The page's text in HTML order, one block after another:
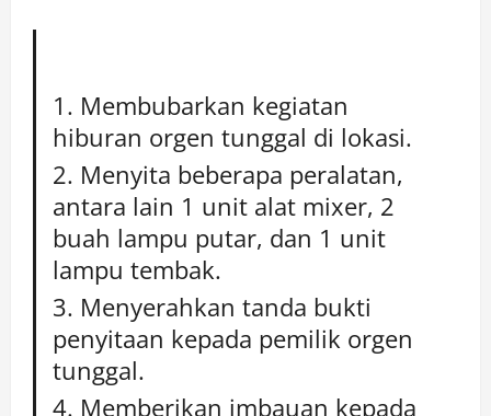
Membubarkan kegiatan
hiburan orgen tunggal di lokasi.
Menyita beberapa peralatan,
antara lain 1 unit alat mixer, 2
buah lampu putar, dan 1 unit
lampu tembak.
Menyerahkan tanda bukti
penyitaan kepada pemilik orgen
tunggal.
Memberikan imbauan kepada